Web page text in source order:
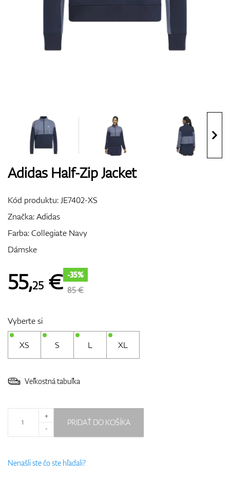
Bagy
GPS/Zameriavače
Darčekové poukážky
Adidas Half-Zip Jacket
Kód produktu:JE7402-XS
Značka:Adidas
Farba: Collegiate Navy
Dámske
55,25 € -35%
85 €
Vyberte si
XS S L XL
Veľkostná tabuľka
+
-
PRIDAŤ DO KOŠÍKA
Nenašli ste čo ste hľadali?